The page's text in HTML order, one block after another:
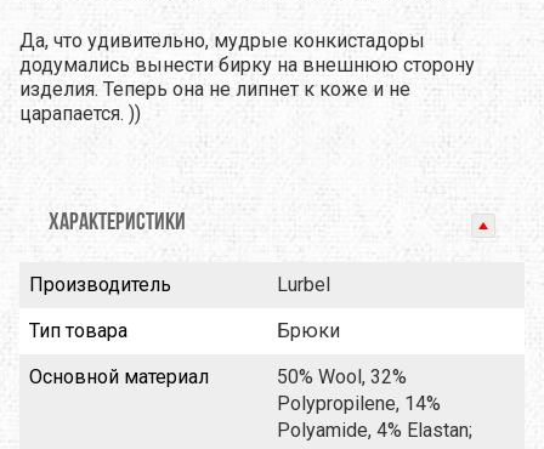
Да, что удивительно, мудрые конкистадоры
додумались вынести бирку на внешнюю сторону
изделия. Теперь она не липнет к коже и не
царапается. ))
ХАРАКТЕРИСТИКИ
Производитель
Lurbel
Тип товара
Брюки
Основной материал
50% Wool, 32%
Polypropilene, 14%
Polyamide, 4% Elastan;